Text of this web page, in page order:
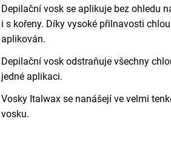
Depilační vosk se aplikuje bez ohledu
i s kořeny. Díky vysoké přilnavosti chlou
aplikován.
Depilační vosk odstraňuje všechny
jedné aplikaci.
Vosky Italwax se nanášejí ve velmi
vosku.